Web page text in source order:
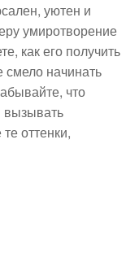
уютен и
умиротворение
как его получить
начинать
что
вызывать
оттенки,